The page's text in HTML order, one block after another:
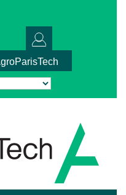
Translate